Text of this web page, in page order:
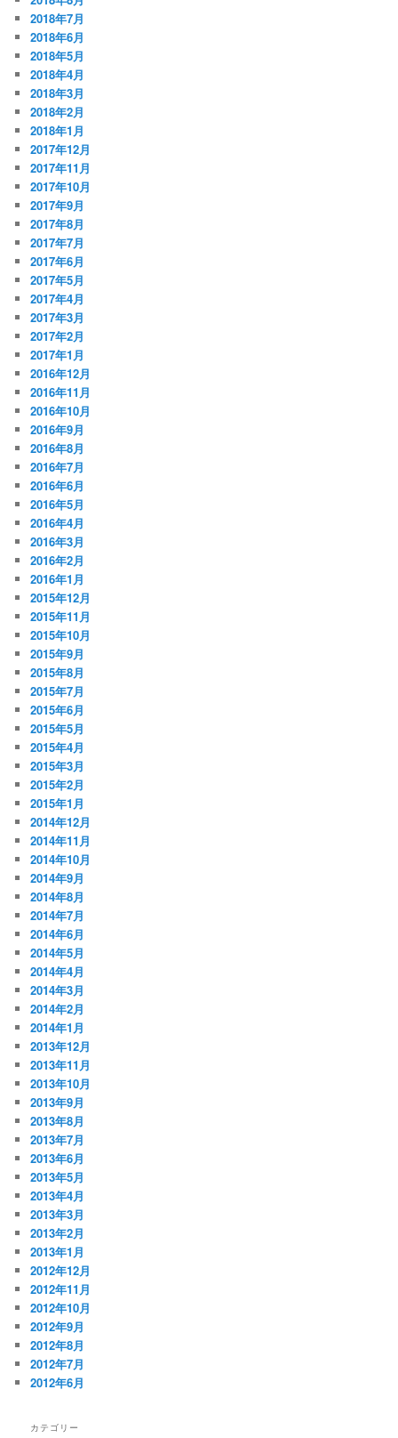
2018年7月
2018年6月
2018年5月
2018年4月
2018年3月
2018年2月
2018年1月
2017年12月
2017年11月
2017年10月
2017年9月
2017年8月
2017年7月
2017年6月
2017年5月
2017年4月
2017年3月
2017年2月
2017年1月
2016年12月
2016年11月
2016年10月
2016年9月
2016年8月
2016年7月
2016年6月
2016年5月
2016年4月
2016年3月
2016年2月
2016年1月
2015年12月
2015年11月
2015年10月
2015年9月
2015年8月
2015年7月
2015年6月
2015年5月
2015年4月
2015年3月
2015年2月
2015年1月
2014年12月
2014年11月
2014年10月
2014年9月
2014年8月
2014年7月
2014年6月
2014年5月
2014年4月
2014年3月
2014年2月
2014年1月
2013年12月
2013年11月
2013年10月
2013年9月
2013年8月
2013年7月
2013年6月
2013年5月
2013年4月
2013年3月
2013年2月
2013年1月
2012年12月
2012年11月
2012年10月
2012年9月
2012年8月
2012年7月
2012年6月
カテゴリー